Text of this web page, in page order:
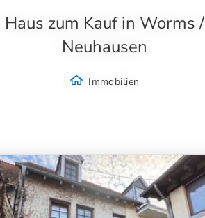
Haus zum Kauf in Worms /
Neuhausen
Immobilien